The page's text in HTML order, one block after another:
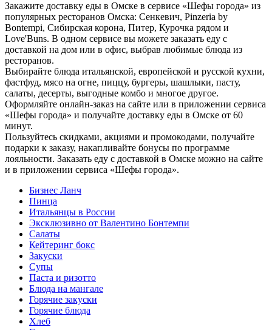
Закажите доставку еды в Омске в сервисе «Шефы города» из
популярных ресторанов Омска: Сенкевич, Pinzeria by
Bontempi, Сибирская корона, Питер, Курочка рядом и
Love'Buns. В одном сервисе вы можете заказать еду с
доставкой на дом или в офис, выбрав любимые блюда из
ресторанов.
Выбирайте блюда итальянской, европейской и русской кухни,
фастфуд, мясо на огне, пиццу, бургеры, шашлыки, пасту,
салаты, десерты, выгодные комбо и многое другое.
Оформляйте онлайн-заказ на сайте или в приложении сервиса
«Шефы города» и получайте доставку еды в Омске от 60
минут.
Пользуйтесь скидками, акциями и промокодами, получайте
подарки к заказу, накапливайте бонусы по программе
лояльности. Заказать еду с доставкой в Омске можно на сайте
и в приложении сервиса «Шефы города».
Бизнес Ланч
Пинца
Итальянцы в России
Эксклюзивно от Валентино Бонтемпи
Салаты
Кейтеринг бокс
Закуски
Супы
Паста и ризотто
Блюда на мангале
Горячие закуски
Горячие блюда
Хлеб